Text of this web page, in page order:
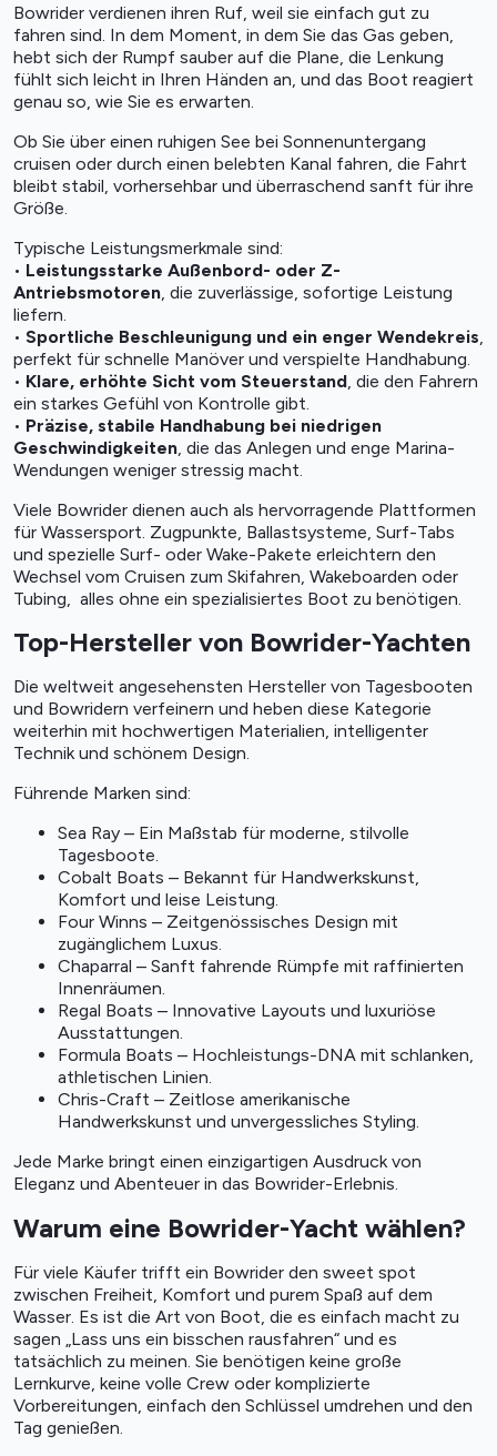
Bowrider verdienen ihren Ruf, weil sie einfach gut zu
fahren sind. In dem Moment, in dem Sie das Gas geben,
hebt sich der Rumpf sauber auf die Plane, die Lenkung
fühlt sich leicht in Ihren Händen an, und das Boot reagiert
genau so, wie Sie es erwarten.
Ob Sie über einen ruhigen See bei Sonnenuntergang
cruisen oder durch einen belebten Kanal fahren, die Fahrt
bleibt stabil, vorhersehbar und überraschend sanft für ihre
Größe.
Typische Leistungsmerkmale sind:
• Leistungsstarke Außenbord- oder Z-
Antriebsmotoren , die zuverlässige, sofortige Leistung
liefern.
• Sportliche Beschleunigung und ein enger Wendekreis
perfekt für schnelle Manöver und verspielte Handhabung.
• Klare, erhöhte Sicht vom Steuerstand , die den Fahrern
ein starkes Gefühl von Kontrolle gibt.
• Präzise, stabile Handhabung bei niedrigen
Geschwindigkeiten , die das Anlegen und enge Marina-
Wendungen weniger stressig macht.
Viele Bowrider dienen auch als hervorragende Plattformen
für Wassersport. Zugpunkte, Ballastsysteme, Surf-Tabs
und spezielle Surf- oder Wake-Pakete erleichtern den
Wechsel vom Cruisen zum Skifahren, Wakeboarden oder
Tubing, alles ohne ein spezialisiertes Boot zu benötigen.
Top-Hersteller von Bowrider-Yachten
Die weltweit angesehensten Hersteller von Tagesbooten
und Bowridern verfeinern und heben diese Kategorie
weiterhin mit hochwertigen Materialien, intelligenter
Technik und schönem Design.
Führende Marken sind:
Sea Ray – Ein Maßstab für moderne, stilvolle
Tagesboote.
Cobalt Boats – Bekannt für Handwerkskunst,
Komfort und leise Leistung.
Four Winns – Zeitgenössisches Design mit
zugänglichem Luxus.
Chaparral – Sanft fahrende Rümpfe mit raffinierten
Innenräumen.
Regal Boats – Innovative Layouts und luxuriöse
Ausstattungen.
Formula Boats – Hochleistungs-DNA mit schlanken,
athletischen Linien.
Chris-Craft – Zeitlose amerikanische
Handwerkskunst und unvergessliches Styling.
Jede Marke bringt einen einzigartigen Ausdruck von
Eleganz und Abenteuer in das Bowrider-Erlebnis.
Warum eine Bowrider-Yacht wählen?
Für viele Käufer trifft ein Bowrider den sweet spot
zwischen Freiheit, Komfort und purem Spaß auf dem
Wasser. Es ist die Art von Boot, die es einfach macht zu
sagen „Lass uns ein bisschen rausfahren“ und es
tatsächlich zu meinen. Sie benötigen keine große
Lernkurve, keine volle Crew oder komplizierte
Vorbereitungen, einfach den Schlüssel umdrehen und den
Tag genießen.